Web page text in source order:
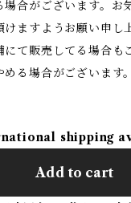
合がございます。お
ますようお願い申し
にて販売してる場合も
める場合がございます
shipping
Add to cart